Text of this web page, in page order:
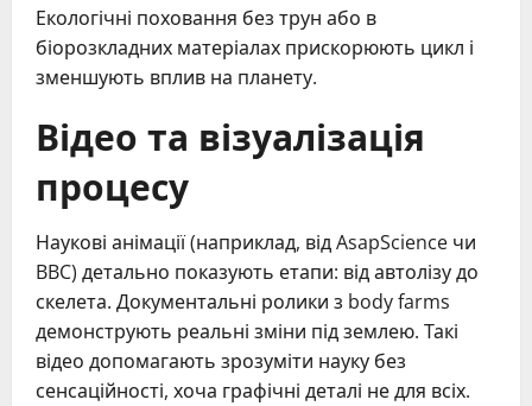
Екологічні поховання без трун або в
біорозкладних матеріалах прискорюють цикл і
зменшують вплив на планету.
Відео та візуалізація
процесу
Наукові анімації (наприклад, від AsapScience чи
BBC) детально показують етапи: від автолізу до
скелета. Документальні ролики з body farms
демонструють реальні зміни під землею. Такі
відео допомагають зрозуміти науку без
сенсаційності, хоча графічні деталі не для всіх.